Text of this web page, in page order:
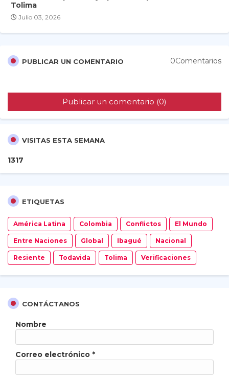
Tolima
Julio 03, 2026
PUBLICAR UN COMENTARIO 0Comentarios
Publicar un comentario (0)
VISITAS ESTA SEMANA
1317
ETIQUETAS
América Latina Colombia Conflictos El Mundo
Entre Naciones Global Ibagué Nacional
Resiente Todavida Tolima Verificaciones
CONTÁCTANOS
Nombre
Correo electrónico *